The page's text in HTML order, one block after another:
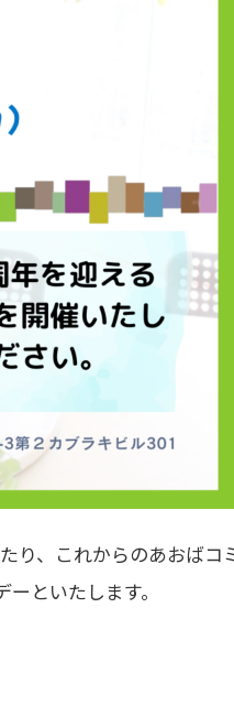
り、これからのあおばコ
といたします。